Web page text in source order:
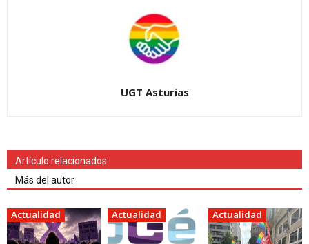
UGT Asturias
Artículo relacionados
Más del autor
Actualidad Actualidad Actualidad